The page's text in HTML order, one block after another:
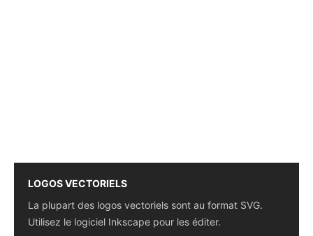
LOGOS VECTORIELS
La plupart des logos vectoriels sont au format SVG.
Utilisez le logiciel Inkscape pour les éditer.